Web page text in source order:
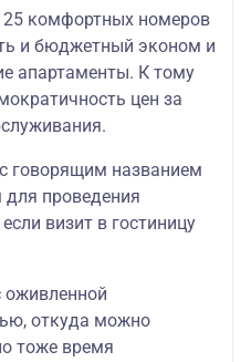
комфортных номеров
и бюджетный эконом и
апартаменты. К тому
цен за
говорящим названием
проведения
визит в гостиницу
оживленной
откуда можно
тоже время